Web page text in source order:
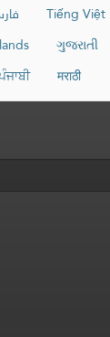
Tiếng Việt
ગુજરાતી
मराठी